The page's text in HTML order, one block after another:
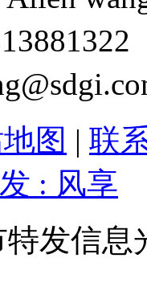
图 | 联
: 风享
发信息